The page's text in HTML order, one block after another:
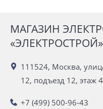
МАГАЗИН
«ЭЛЕКТРОСТРОЙ»
111524, Москва,
12, подъезд 12, этаж
+7 (499) 500-96-43